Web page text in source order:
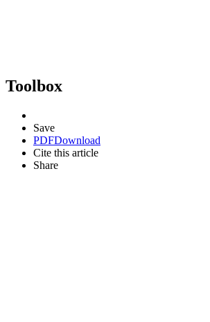
Toolbox
Save
PDFDownload
Cite this article
Share